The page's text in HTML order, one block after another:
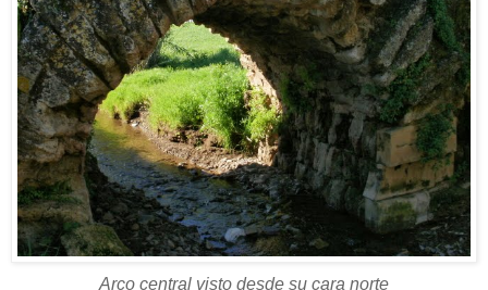
Arco central visto desde su cara norte